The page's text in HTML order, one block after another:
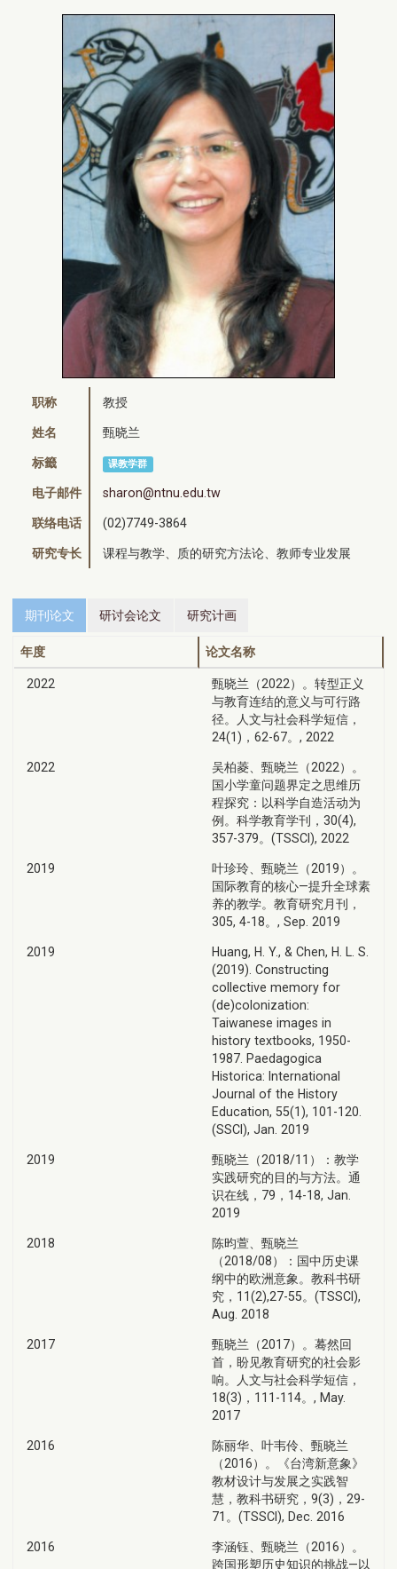
职称 教授
姓名 甄晓兰
标籤 课教学群
电子邮件 sharon@ntnu.edu.tw
联络电话 (02)7749-3864
研究专长 课程与教学、质的研究方法论、教师专业发展
期刊论文 研讨会论文 研究计画
年度 论文名称
2022
甄晓兰（2022）。转型正义
与教育连结的意义与可行路
径。人文与社会科学短信，
24(1)，62-67。, 2022
2022
吴柏菱、甄晓兰（2022）。
国小学童问题界定之思维历
程探究：以科学自造活动为
例。科学教育学刊，30(4),
357-379。(TSSCI), 2022
2019
叶珍玲、甄晓兰（2019）。
国际教育的核心—提升全球素
养的教学。教育研究月刊，
305, 4-18。, Sep. 2019
2019
Huang, H. Y., & Chen, H. L. S.
(2019). Constructing
collective memory for
(de)colonization:
Taiwanese images in
history textbooks, 1950-
1987. Paedagogica
Historica: International
Journal of the History
Education, 55(1), 101-120.
(SSCI), Jan. 2019
2019
甄晓兰（2018/11）：教学
实践研究的目的与方法。通
识在线，79，14-18, Jan.
2019
2018
陈昀萱、甄晓兰
（2018/08）：国中历史课
纲中的欧洲意象。教科书研
究，11(2),27-55。(TSSCI),
Aug. 2018
2017
甄晓兰（2017）。蓦然回
首，盼见教育研究的社会影
响。人文与社会科学短信，
18(3)，111-114。, May.
2017
2016
陈丽华、叶韦伶、甄晓兰
（2016）。《台湾新意象》
教材设计与发展之实践智
慧，教科书研究，9(3)，29-
71。(TSSCI), Dec. 2016
2016
李涵钰、甄晓兰（2016）。
跨国形塑历史知识的挑战—以